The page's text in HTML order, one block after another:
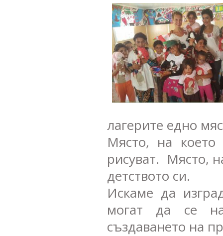
лагерите едно
Място, на
рисуват. Място,
детството си.
Искаме да
могат да се
създаването на